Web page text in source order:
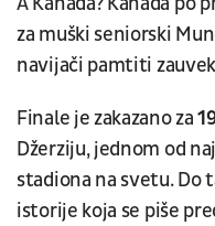
za muški seniorski
navijači pamtiti
Finale je zakazano za
Džerziju, jednom od
stadiona na svetu. Do
istorije koja se piše